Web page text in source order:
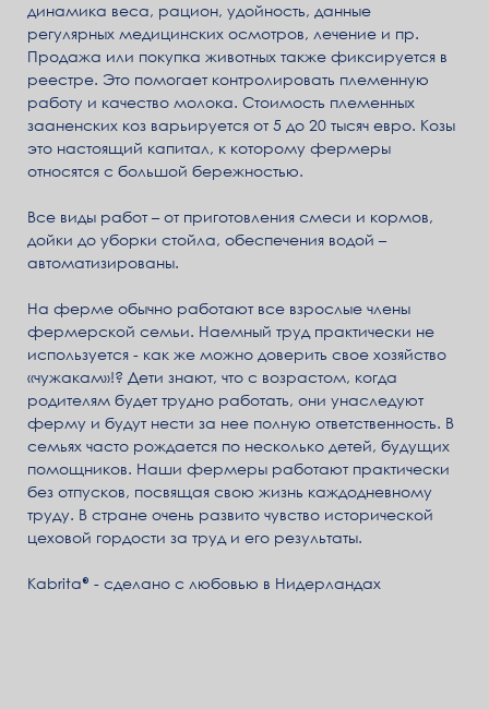
динамика веса, рацион, удойность, данные
регулярных медицинских осмотров, лечение и пр.
Продажа или покупка животных также фиксируется в
реестре. Это помогает контролировать племенную
работу и качество молока. Стоимость племенных
зааненских коз варьируется от 5 до 20 тысяч евро. Козы
это настоящий капитал, к которому фермеры
относятся с большой бережностью.
Все виды работ – от приготовления смеси и кормов,
дойки до уборки стойла, обеспечения водой –
автоматизированы.
На ферме обычно работают все взрослые члены
фермерской семьи. Наемный труд практически не
используется - как же можно доверить свое хозяйство
«чужакам»!? Дети знают, что с возрастом, когда
родителям будет трудно работать, они унаследуют
ферму и будут нести за нее полную ответственность. В
семьях часто рождается по несколько детей, будущих
помощников. Наши фермеры работают практически
без отпусков, посвящая свою жизнь каждодневному
труду. В стране очень развито чувство исторической
цеховой гордости за труд и его результаты.
Kabrita - сделано с любовью в Нидерландах